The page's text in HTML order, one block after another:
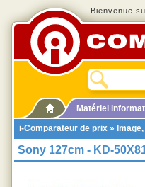
Bienvenue
Matériel
i-Comparateur de prix »
Sony 127cm - KD-